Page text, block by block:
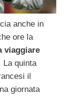
anche in
ore la
viaggiare
La quinta
il
giornata